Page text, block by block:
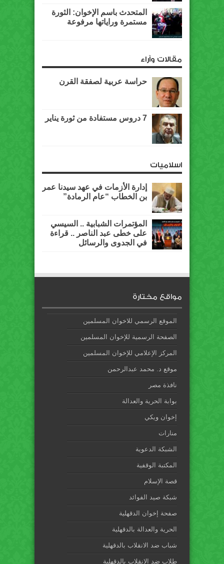
المتحدث باسم الإخوان: الثورة
مستمرة وراياتها مرفوعة
مقالات وآراء
حراسة عربية لصفقة القرن
7 دروس مستفادة من ثورة يناير
اسلاميات
إدارة الأزمات في عهد سيدنا عمر
بن الخطاب “عام الرمادة”
المؤتمرات الشبابية .. السيسي
على خطى عبد الناصر .. قراءة
في الجدوى والرسائل
مواقع مختارة
الموقع الرسمي للاخوان المسلمين
الصفحة الرسمية للإخوان المسلمين
المركز الإعلامي للإخوان المسلمين
موقع د. محمد عبدالرحمن
نافذة مصر
بوابة الحرية والعدالة
إخوان ويكي
منارات
الشبكة الدعوية
المكتبة الوقفية
قصة الإسلام
شبكة صيد الفوائد
صفحة إخوان الدقهلية
الحرية والعدالة بالدقهلية
شباب ضد الانقلاب بالدقهلية
طلاب ضد الانقلاب بالدقهلية